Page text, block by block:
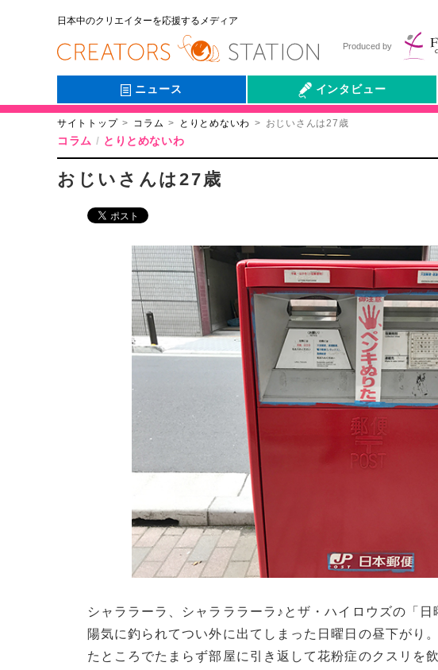
日本中のクリエイターを応援するメディア
Produced by
ニュース インタビュー
会社伝
サイトトップ コラム とりとめないわ おじいさんは27歳
コラム とりとめないわ
おじいさんは27歳
シャララーラ、シャラララーラ♪とザ・ハイロウズの「
陽気に釣られてつい外に出てしまった日曜日の昼下がり
たところでたまらず部屋に引き返して花粉症のクスリを